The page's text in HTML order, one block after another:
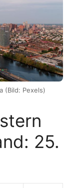
(Bild: Pexels)
25.